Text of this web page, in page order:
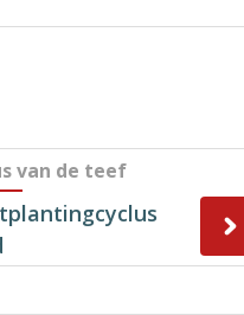
van de teef